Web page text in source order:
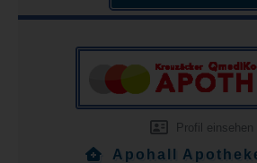
Profil einsehen
Apohall